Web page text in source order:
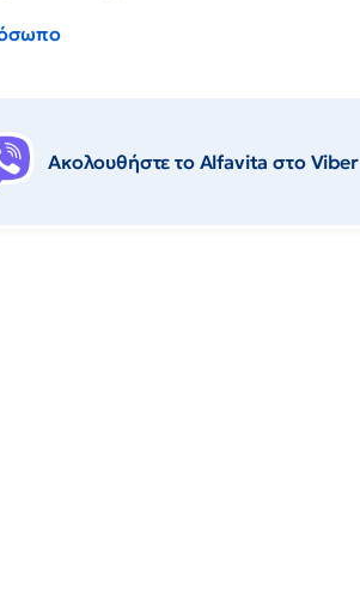
Ακολουθήστε το Αlfavita στο Viber